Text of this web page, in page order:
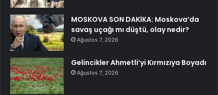
MOSKOVA SON DAKİKA: Moskova’da
savaş uçağı mı düştü, olay nedir?
Ağustos 7, 2026
Gelincikler Ahmetli’yi Kırmızıya Boyadı
Ağustos 7, 2026